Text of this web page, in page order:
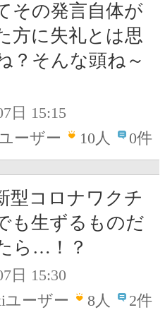
その発言自体が
方に失礼とは思
？そんな頭ね～
日 15:15
ーザー
10人 0件
型コロナワクチ
も生ずるものだ
ら…！？
日 15:30
ユーザー
8人 2件